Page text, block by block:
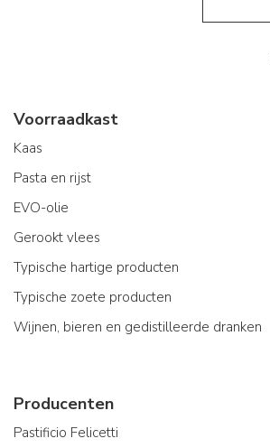
Voorraadkast
Kaas
Pasta en rijst
EVO-olie
Gerookt vlees
Typische hartige producten
Typische zoete producten
Wijnen, bieren en gedistilleerde dranken
Producenten
Pastificio Felicetti